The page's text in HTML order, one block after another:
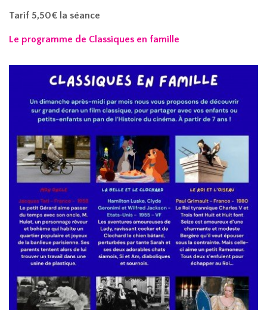
Tarif 5,50€ la séance
Le programme de Classiques en famille